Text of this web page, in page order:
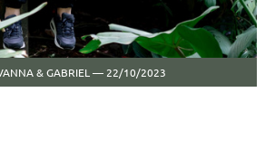
& GABRIEL — 22/10/2023